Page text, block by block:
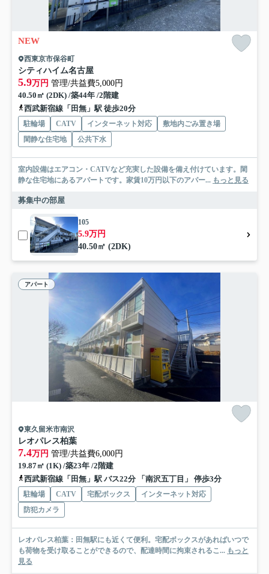
NEW
西東京市保谷町
シティハイム名古屋
5.9万円 管理/共益費5,000円
40.50㎡ (2DK) /築44年 /2階建
西武新宿線「田無」駅 徒歩20分
駐輪場 CATV インターネット対応
敷地内ごみ置き場
閑静な住宅地
公共下水
室内設備はエアコン・CATVなど充実した設備を備え付けています。閑
静な住宅地にあるアパートです。家賃10万円以下のアパー... もっと見る
募集中の部屋
105
5.9万円
40.50㎡ (2DK)
アパート
東久留米市南沢
レオパレス柏葉
7.4万円 管理/共益費6,000円
19.87㎡ (1K) /築23年 /2階建
西武新宿線「田無」駅 バス22分 「南沢五丁目」 停歩3分
駐輪場 CATV 宅配ボックス
インターネット対応
防犯カメラ
レオパレス柏葉：田無駅にも近くて便利。宅配ボックスがあればいつで
も荷物を受け取ることができるので、配達時間に拘束されるこ... もっと
見る